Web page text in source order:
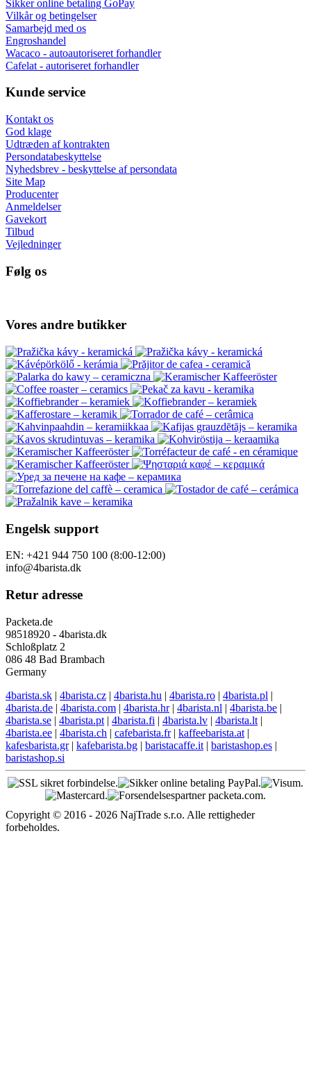
Sikker online betaling GoPay
Vilkår og betingelser
Samarbejd med os
Engroshandel
Wacaco - autoautoriseret forhandler
Cafelat - autoriseret forhandler
Kunde service
Kontakt os
God klage
Udtræden af kontrakten
Persondatabeskyttelse
Nyhedsbrev - beskyttelse af persondata
Site Map
Producenter
Anmeldelser
Gavekort
Tilbud
Vejledninger
Følg os
Vores andre butikker
Engelsk support
EN: +421 944 750 100 (8:00-12:00)
info@4barista.dk
Retur adresse
Packeta.de
98518920 - 4barista.dk
Schloßplatz 2
086 48 Bad Brambach
Germany
4barista.sk | 4barista.cz | 4barista.hu | 4barista.ro | 4barista.pl |
4barista.de | 4barista.com | 4barista.hr| 4barista.nl | 4barista.be |
4barista.se | 4barista.pt | 4barista.fi | 4barista.lv | 4barista.lt |
4barista.ee | 4barista.ch | cafebarista.fr| kaffeebarista.at |
kafesbarista.gr| kafebarista.bg | baristacaffe.it | baristashop.es |
baristashop.si
Copyright © 2016 - 2026 NajTrade s.r.o. Alle rettigheder
forbeholdes.